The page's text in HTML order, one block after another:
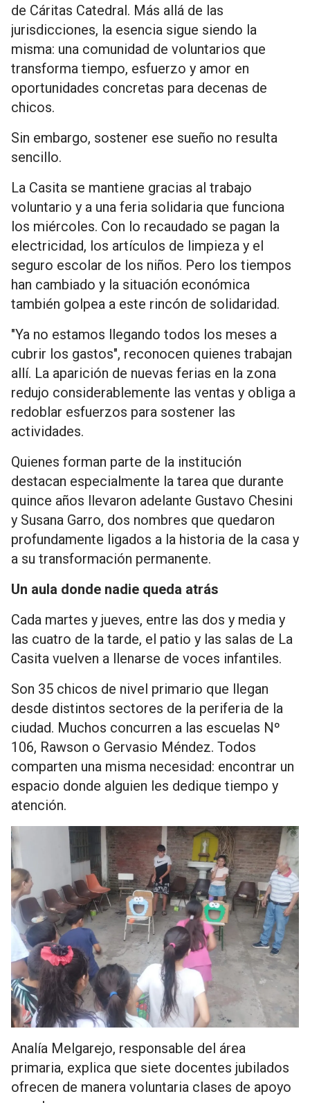
de Cáritas Catedral. Más allá de las
jurisdicciones, la esencia sigue siendo la
misma: una comunidad de voluntarios que
transforma tiempo, esfuerzo y amor en
oportunidades concretas para decenas de
chicos.
Sin embargo, sostener ese sueño no resulta
sencillo.
La Casita se mantiene gracias al trabajo
voluntario y a una feria solidaria que funciona
los miércoles. Con lo recaudado se pagan la
electricidad, los artículos de limpieza y el
seguro escolar de los niños. Pero los tiempos
han cambiado y la situación económica
también golpea a este rincón de solidaridad.
"Ya no estamos llegando todos los meses a
cubrir los gastos", reconocen quienes trabajan
allí. La aparición de nuevas ferias en la zona
redujo considerablemente las ventas y obliga a
redoblar esfuerzos para sostener las
actividades.
Quienes forman parte de la institución
destacan especialmente la tarea que durante
quince años llevaron adelante Gustavo Chesini
y Susana Garro, dos nombres que quedaron
profundamente ligados a la historia de la casa y
a su transformación permanente.
Un aula donde nadie queda atrás
Cada martes y jueves, entre las dos y media y
las cuatro de la tarde, el patio y las salas de La
Casita vuelven a llenarse de voces infantiles.
Son 35 chicos de nivel primario que llegan
desde distintos sectores de la periferia de la
ciudad. Muchos concurren a las escuelas Nº
106, Rawson o Gervasio Méndez. Todos
comparten una misma necesidad: encontrar un
espacio donde alguien les dedique tiempo y
atención.
Analía Melgarejo, responsable del área
primaria, explica que siete docentes jubilados
ofrecen de manera voluntaria clases de apoyo